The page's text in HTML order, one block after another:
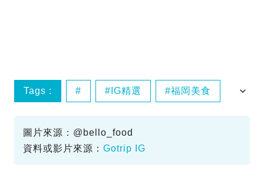
Tags : IG精選 福岡美食
圖片來源：@bello_food
資料或影片來源： Gotrip IG